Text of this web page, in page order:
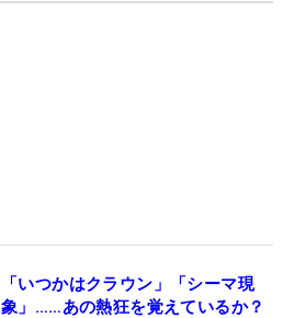
「いつかはクラウン」「シーマ現
象」……あの熱狂を覚えているか？